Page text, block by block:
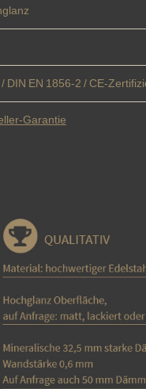
DIN EN 1856-2 / CE-
Garantie